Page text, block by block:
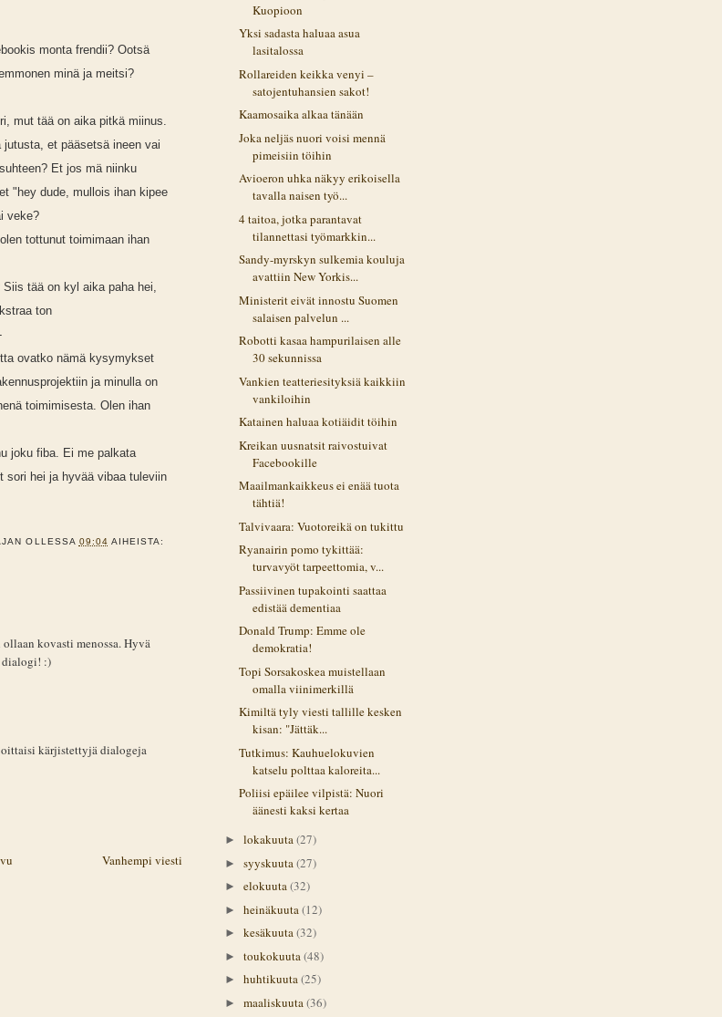
monta frendii? Ootsä
minä ja meitsi?
mut tää on aika pitkä miinus.
et pääsetsä ineen vai
Et jos mä niinku
"hey dude, mullois ihan kipee
veke?
tottunut toimimaan ihan
tää on kyl aika paha hei,
ton
ovatko nämä kysymykset
ja minulla on
toimimisesta. Olen ihan
joku fiba. Ei me palkata
sori hei ja hyvää vibaa tuleviin
OLLESSA 09:04 AIHEISTA:
kovasti menossa. Hyvä
dialogi! :)
kärjistettyjä dialogeja
Vanhempi viesti
Kuopioon
Yksi sadasta haluaa asua
lasitalossa
Rollareiden keikka venyi –
satojentuhansien sakot!
Kaamosaika alkaa tänään
Joka neljäs nuori voisi mennä
pimeisiin töihin
Avioeron uhka näkyy erikoisella
tavalla naisen työ...
4 taitoa, jotka parantavat
tilannettasi työmarkkin...
Sandy-myrskyn sulkemia kouluja
avattiin New Yorkis...
Ministerit eivät innostu Suomen
salaisen palvelun ...
Robotti kasaa hampurilaisen alle
30 sekunnissa
Vankien teatteriesityksiä kaikkiin
vankiloihin
Katainen haluaa kotiäidit töihin
Kreikan uusnatsit raivostuivat
Facebookille
Maailmankaikkeus ei enää tuota
tähtiä!
Talvivaara: Vuotoreikä on tukittu
Ryanairin pomo tykittää:
turvavyöt tarpeettomia, v...
Passiivinen tupakointi saattaa
edistää dementiaa
Donald Trump: Emme ole
demokratia!
Topi Sorsakoskea muistellaan
omalla viinimerkillä
Kimiltä tyly viesti tallille kesken
kisan: "Jättäk...
Tutkimus: Kauhuelokuvien
katselu polttaa kaloreita...
Poliisi epäilee vilpistä: Nuori
äänesti kaksi kertaa
► lokakuuta(27)
► syyskuuta(27)
► elokuuta(32)
► heinäkuuta(12)
► kesäkuuta(32)
► toukokuuta(48)
► huhtikuuta(25)
► maaliskuuta(36)